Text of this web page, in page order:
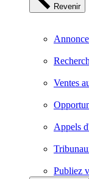
Revenir
Ventes
Appels
Publiez